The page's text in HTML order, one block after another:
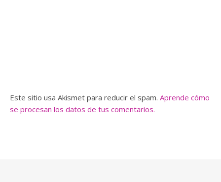
Este sitio usa Akismet para reducir el spam. Aprende cómo
se procesan los datos de tus comentarios.